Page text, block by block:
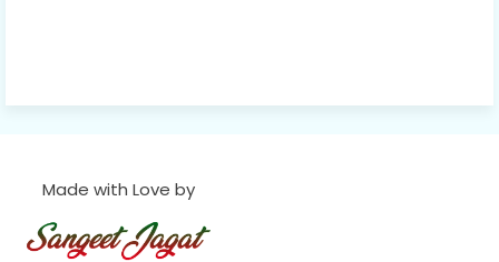
Made with Love by